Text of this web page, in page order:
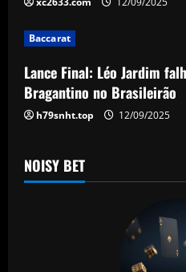
i
o
n
Baccarat
Lance Final: Léo Jardim
Bragantino no Brasileirão
h79snht.top 12/09/2025
NOISY BET